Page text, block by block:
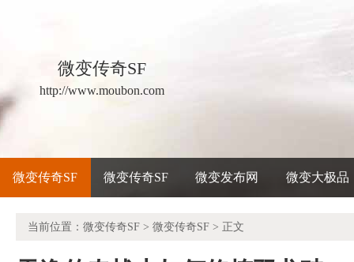
微变传奇SF
http://www.moubon.com
微变传奇SF 微变传奇SF 微变发布网 微变大极品
当前位置： 微变传奇SF > 微变传奇SF > 正文